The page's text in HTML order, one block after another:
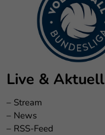
Live & Aktuell
– Stream
– News
– RSS-Feed